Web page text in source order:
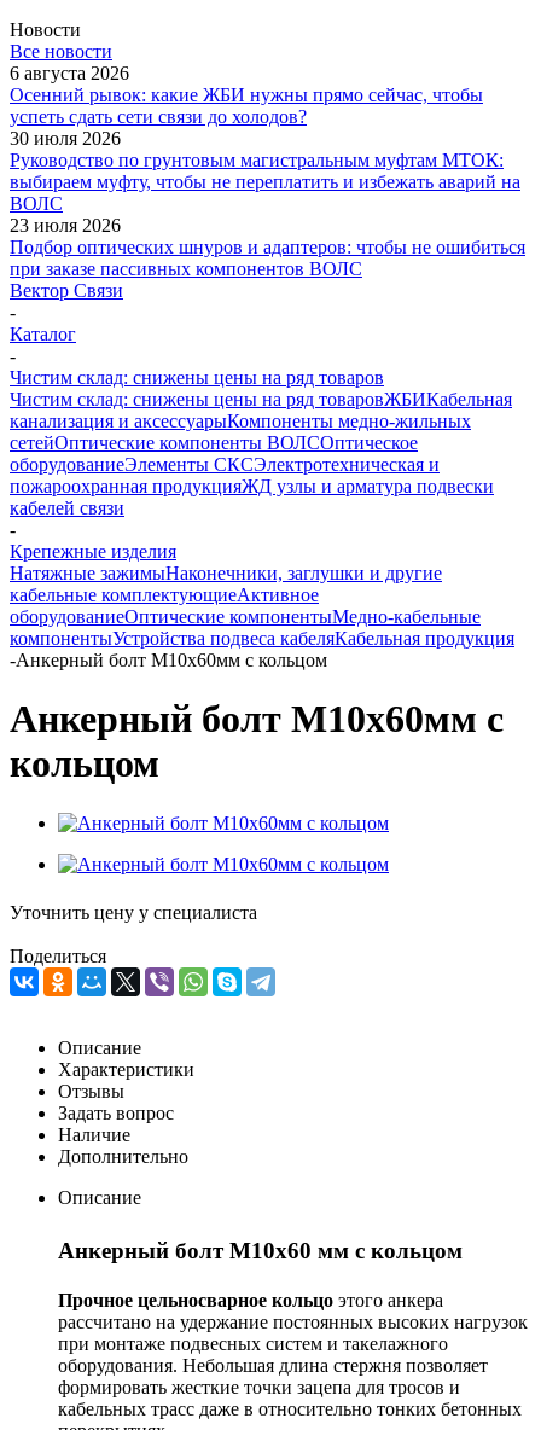
Новости
Все новости
6 августа 2026
Осенний рывок: какие ЖБИ нужны прямо сейчас, чтобы
успеть сдать сети связи до холодов?
30 июля 2026
Руководство по грунтовым магистральным муфтам МТОК:
выбираем муфту, чтобы не переплатить и избежать аварий на
ВОЛС
23 июля 2026
Подбор оптических шнуров и адаптеров: чтобы не ошибиться
при заказе пассивных компонентов ВОЛС
Вектор Связи
-
Каталог
-
Чистим склад: снижены цены на ряд товаров
Чистим склад: снижены цены на ряд товаровЖБИКабельная
канализация и аксессуарыКомпоненты медно-жильных
сетейОптические компоненты ВОЛСОптическое
оборудованиеЭлементы СКСЭлектротехническая и
пожароохранная продукцияЖД узлы и арматура подвески
кабелей связи
-
Крепежные изделия
Натяжные зажимыНаконечники, заглушки и другие
кабельные комплектующиеАктивное
оборудованиеОптические компонентыМедно-кабельные
компонентыУстройства подвеса кабеляКабельная продукция
-Анкерный болт М10х60мм с кольцом
Анкерный болт М10х60мм с
кольцом
Уточнить цену у специалиста
Поделиться
Описание
Характеристики
Отзывы
Задать вопрос
Наличие
Дополнительно
Описание
Анкерный болт М10х60 мм с кольцом
Прочное цельносварное кольцо этого анкера
рассчитано на удержание постоянных высоких нагрузок
при монтаже подвесных систем и такелажного
оборудования. Небольшая длина стержня позволяет
формировать жесткие точки зацепа для тросов и
кабельных трасс даже в относительно тонких бетонных